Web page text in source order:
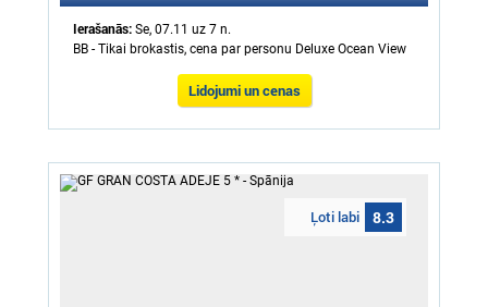
Ierašanās: Se, 07.11 uz 7 n.
BB - Tikai brokastis, cena par personu Deluxe Ocean View
Lidojumi un cenas
Ļoti labi 8.3